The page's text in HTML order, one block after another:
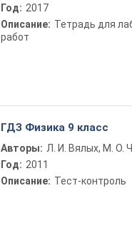
Год: 2017
Описание: Тетрадь для
работ
ГДЗ Физика 9 класс
Авторы: Л. И. Вялых, М. О.
Год: 2011
Описание: Тест-контроль